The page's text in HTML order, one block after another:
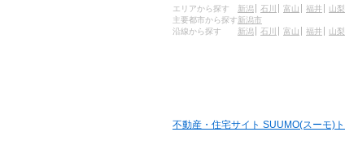
エリアから探す 新潟 石川 富山 福井 山梨
主要都市から探す新潟市
沿線から探す
新潟 石川 富山 福井 山梨
不動産・住宅サイト SUUMO(スーモ)